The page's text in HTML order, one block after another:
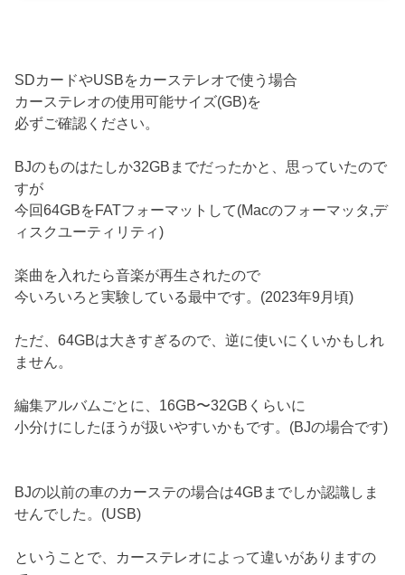
SDカードやUSBをカーステレオで使う場合
カーステレオの使用可能サイズ(GB)を
必ずご確認ください。
BJのものはたしか32GBまでだったかと、思っていたので
すが
今回64GBをFATフォーマットして(Macのフォーマッタ,デ
ィスクユーティリティ)
楽曲を入れたら音楽が再生されたので
今いろいろと実験している最中です。(2023年9月頃)
ただ、64GBは大きすぎるので、逆に使いにくいかもしれ
ません。
編集アルバムごとに、16GB〜32GBくらいに
小分けにしたほうが扱いやすいかもです。(BJの場合です)
BJの以前の車のカーステの場合は4GBまでしか認識しま
せんでした。(USB)
ということで、カーステレオによって違いがありますの